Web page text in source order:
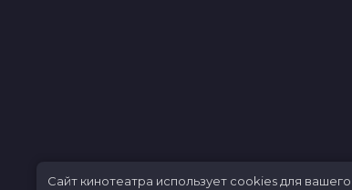
Сайт кинотеатра использует cookies для